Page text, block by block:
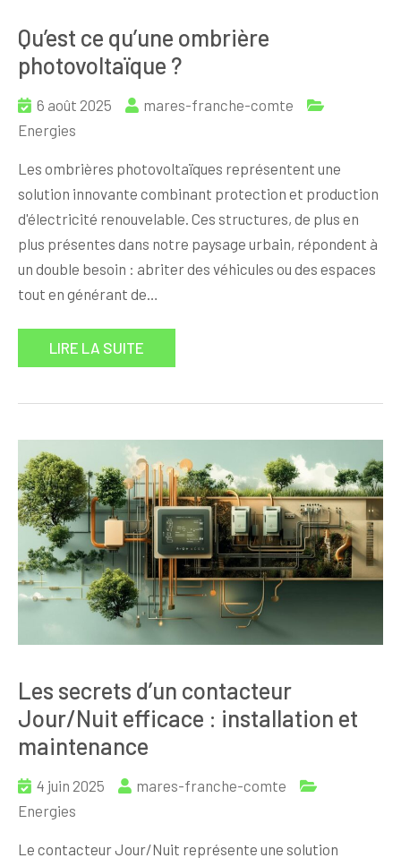
Qu’est ce qu’une ombrière
photovoltaïque ?
6 août 2025
mares-franche-comte
Energies
Les ombrières photovoltaïques représentent une
solution innovante combinant protection et production
d'électricité renouvelable. Ces structures, de plus en
plus présentes dans notre paysage urbain, répondent à
un double besoin : abriter des véhicules ou des espaces
tout en générant de…
LIRE LA SUITE
Les secrets d’un contacteur
Jour/Nuit efficace : installation et
maintenance
4 juin 2025
mares-franche-comte
Energies
Le contacteur Jour/Nuit représente une solution